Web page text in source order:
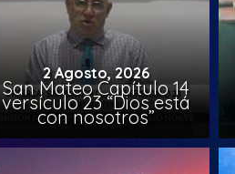
2 Agosto, 2026
San Mateo Capítulo 14
versículo 23 “Dios está
con nosotros”